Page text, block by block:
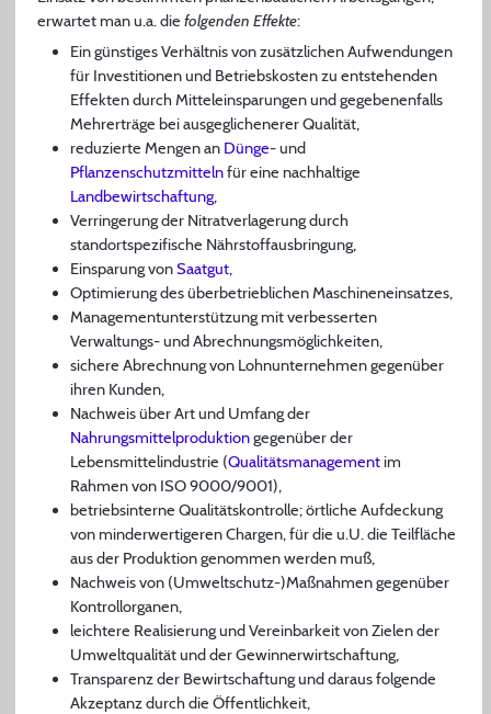
erwartet man u.a. die folgenden Effekte:
Ein günstiges Verhältnis von zusätzlichen Aufwendungen
für Investitionen und Betriebskosten zu entstehenden
Effekten durch Mitteleinsparungen und gegebenenfalls
Mehrerträge bei ausgeglichenerer Qualität,
reduzierte Mengen an Dünge- und
Pflanzenschutzmittelnfür eine nachhaltige
Landbewirtschaftung,
Verringerung der Nitratverlagerung durch
standortspezifische Nährstoffausbringung,
Einsparung vonSaatgut,
Optimierung des überbetrieblichen Maschineneinsatzes,
Managementunterstützung mit verbesserten
Verwaltungs- und Abrechnungsmöglichkeiten,
sichere Abrechnung von Lohnunternehmen gegenüber
ihren Kunden,
Nachweis über Art und Umfang der
Nahrungsmittelproduktiongegenüber der
Lebensmittelindustrie (Qualitätsmanagementim
Rahmen von ISO 9000/9001),
betriebsinterne Qualitätskontrolle; örtliche Aufdeckung
von minderwertigeren Chargen, für die u.U. die Teilfläche
aus der Produktion genommen werden muß,
Nachweis von (Umweltschutz-)Maßnahmen gegenüber
Kontrollorganen,
leichtere Realisierung und Vereinbarkeit von Zielen der
Umweltqualität und der Gewinnerwirtschaftung,
Transparenz der Bewirtschaftung und daraus folgende
Akzeptanz durch die Öffentlichkeit,